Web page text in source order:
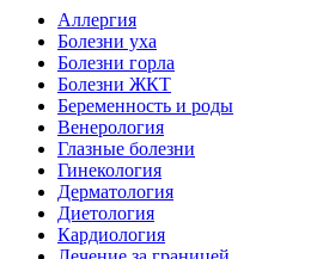
Аллергия
Болезни уха
Болезни горла
Болезни ЖКТ
Беременность и роды
Венерология
Глазные болезни
Гинекология
Дерматология
Диетология
Кардиология